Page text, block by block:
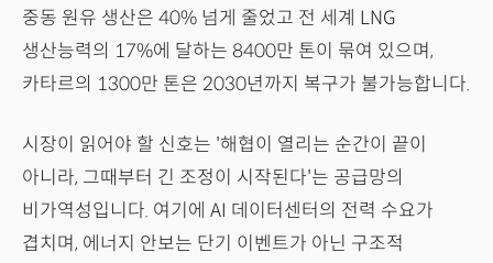
중동 원유 생산은 40% 넘게 줄었고 전 세계 LNG
생산능력의 17%에 달하는 8400만 톤이 묶여 있으며,
카타르의 1300만 톤은 2030년까지 복구가 불가능합니다.
시장이 읽어야 할 신호는 '해협이 열리는 순간이 끝이
아니라, 그때부터 긴 조정이 시작된다'는 공급망의
비가역성입니다. 여기에 AI 데이터센터의 전력 수요가
겹치며, 에너지 안보는 단기 이벤트가 아닌 구조적